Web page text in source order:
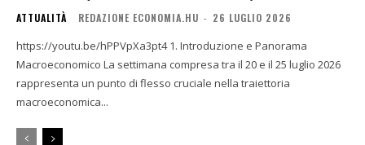
ATTUALITÀ REDAZIONE ECONOMIA.HU - 26 LUGLIO 2026
https://youtu.be/hPPVpXa3pt4 1. Introduzione e Panorama
Macroeconomico La settimana compresa tra il 20 e il 25 luglio 2026
rappresenta un punto di flesso cruciale nella traiettoria
macroeconomica...